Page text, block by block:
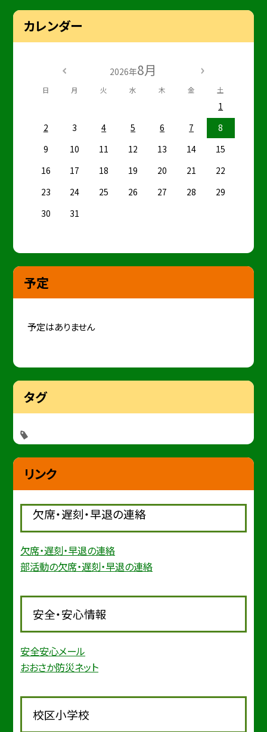
カレンダー
2026年8月
日 月 火 水 木 金 土
1
2
3 4 5 6 7
8
9
10 11 12 13 14
15
16
17 18 19 20 21
22
23
24 25 26 27 28
29
30
31
予定
予定はありません
タグ
リンク
欠席・遅刻・早退の連絡
欠席・遅刻・早退の連絡
部活動の欠席・遅刻・早退の連絡
安全・安心情報
安全安心メール
おおさか防災ネット
校区小学校